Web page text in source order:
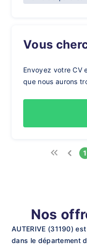
Vous
Envoyez votre CV
que nous aurons
1
Nos
AUTERIVE (31190)
dans le département